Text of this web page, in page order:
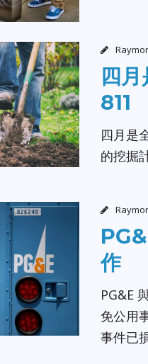
四
811
四月是
的挖掘
作
PG&E
免公用
事件已